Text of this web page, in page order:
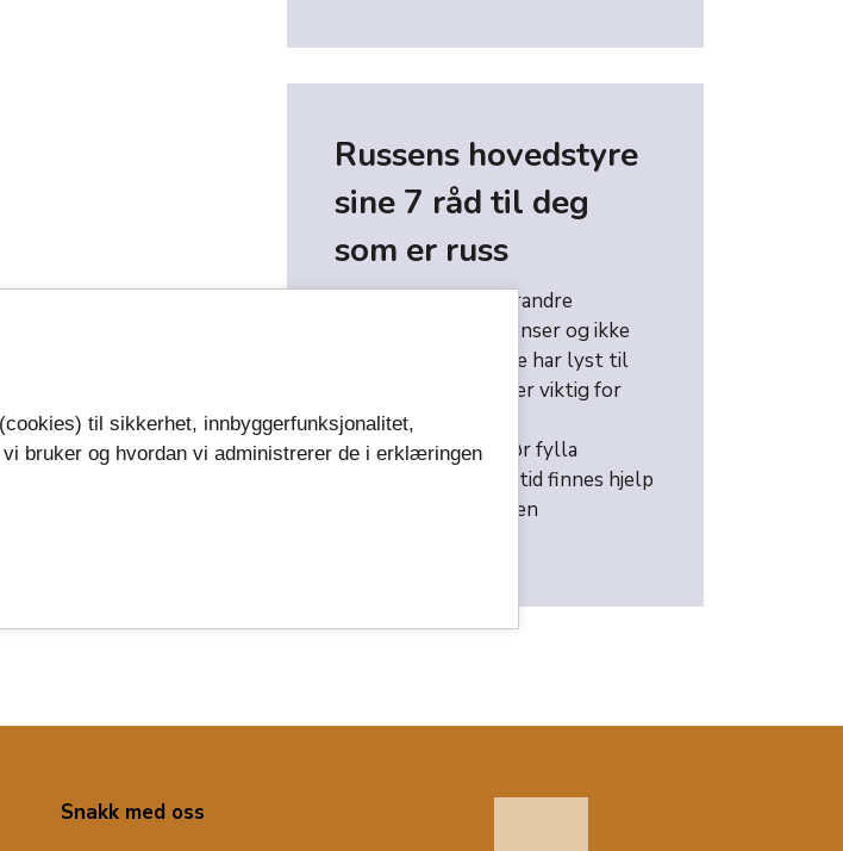
Russens hovedstyre
sine 7 råd til deg
som er russ
Ta vare på hverandre
Sette egne grenser og ikke
gjør ting du ikke har lyst til
Husk hva som er viktig for
deg
Drikk og spis før fylla
Husk at det alltid finnes hjelp
Ikke glem skolen
Snakk med oss
til sikkerhet, innbyggerfunksjonalitet,
bruker og hvordan vi administrerer de i erklæringen